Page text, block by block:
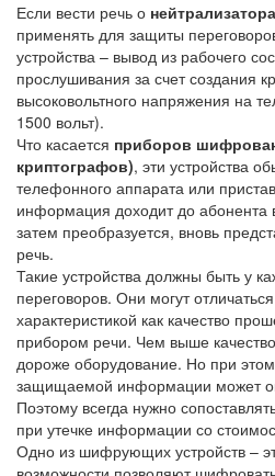
Если вести речь о
применять для защиты
устройства – вывод из рабочего
прослушивания за счет создания
высоковольтного напряжения на
1500 вольт).
Что касается приборов
криптографов), эти устройства
телефонного аппарата или
информация доходит до
затем преобразуется, вновь
речь.
Такие устройства должны быть у
переговоров. Они могут
характеристикой как качество
прибором речи. Чем выше
дороже оборудование. Но при
защищаемой информации может
Поэтому всегда нужно
при утечке информации со
Одно из шифрующих устройств –